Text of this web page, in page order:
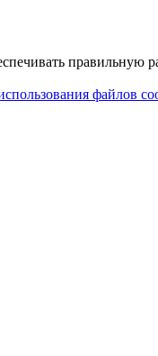
правильную
файлов